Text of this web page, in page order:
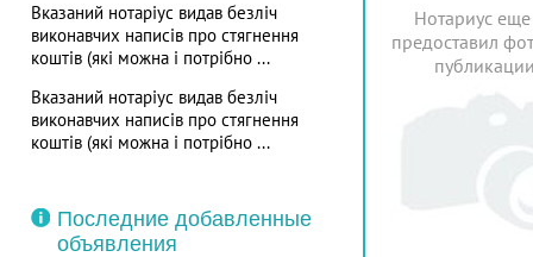
Вказаний нотаріус видав безліч
виконавчих написів про стягнення
коштів (які можна і потрібно ...
Вказаний нотаріус видав безліч
виконавчих написів про стягнення
коштів (які можна і потрібно ...
Последние добавленные
объявления
Нотариус
предоставил